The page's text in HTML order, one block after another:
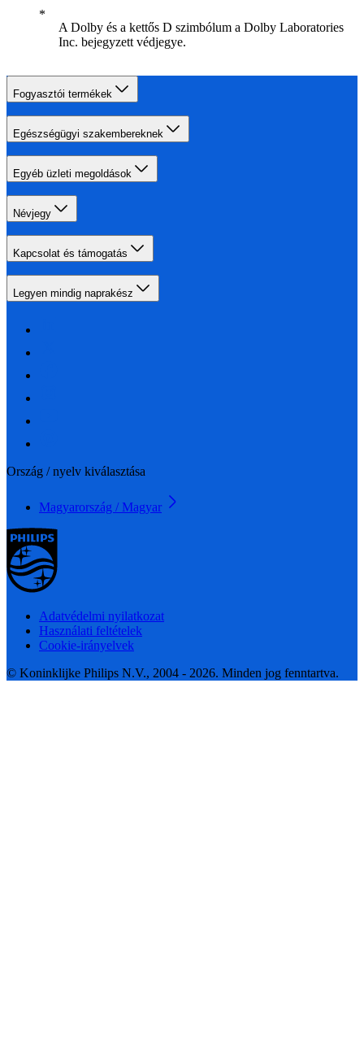
A Dolby és a kettős D szimbólum a Dolby Laboratories
Inc. bejegyzett védjegye.
Fogyasztói termékek
Egészségügyi szakembereknek
Egyéb üzleti megoldások
Névjegy
Kapcsolat és támogatás
Legyen mindig naprakész
Ország / nyelv kiválasztása
Magyarország / Magyar
Adatvédelmi nyilatkozat
Használati feltételek
Cookie-irányelvek
© Koninklijke Philips N.V., 2004 - 2026. Minden jog fenntartva.